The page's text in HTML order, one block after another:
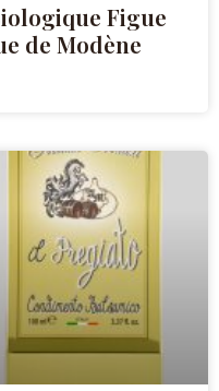
Figue
de Modène